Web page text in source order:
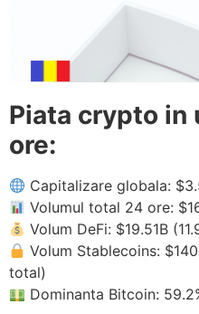
Piata crypto in
ore:
Capitalizare globala:
Volumul total 24 ore:
Volum DeFi: $19.51B
Volum Stablecoins:
total)
Dominanta Bitcoin: